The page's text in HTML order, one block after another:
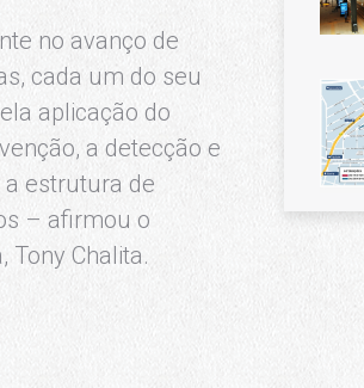
no avanço de
cada um do seu
aplicação do
a detecção e
estrutura de
– afirmou o
Tony Chalita.